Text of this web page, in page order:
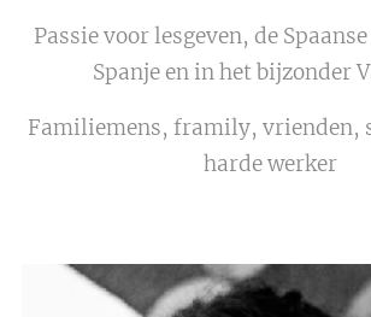
Passie voor lesgeven, de
Spanje en in het bijzonder
Familiemens, framily, vrienden,
harde werker